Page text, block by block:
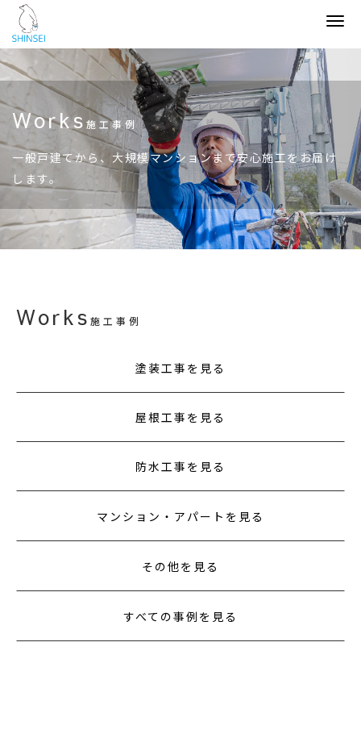
Works 施工事例
一般戸建てから、大規模マンションまで安心施工をお届け
します。
Works 施工事例
塗装工事を見る
屋根工事を見る
防水工事を見る
マンション・アパートを見る
その他を見る
すべての事例を見る